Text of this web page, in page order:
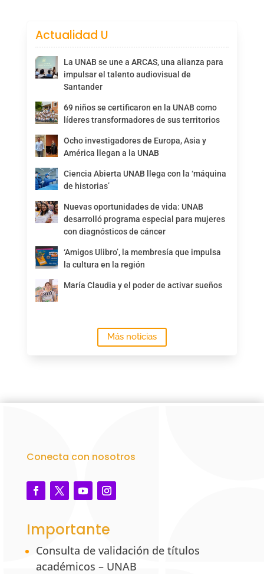
Actualidad U
La UNAB se une a ARCAS, una alianza para
impulsar el talento audiovisual de
Santander
69 niños se certificaron en la UNAB como
líderes transformadores de sus territorios
Ocho investigadores de Europa, Asia y
América llegan a la UNAB
Ciencia Abierta UNAB llega con la ‘máquina
de historias’
Nuevas oportunidades de vida: UNAB
desarrolló programa especial para mujeres
con diagnósticos de cáncer
‘Amigos Ulibro’, la membresía que impulsa
la cultura en la región
María Claudia y el poder de activar sueños
Más noticias
Conecta con nosotros
Importante
Consulta de validación de títulos
académicos – UNAB